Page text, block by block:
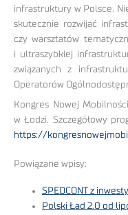
infrastruktury w Polsce.
skutecznie rozwijać
czy warsztatów
i ultraszybkiej
związanych z
Operatorów
Kongres Nowej
w Łodzi. Szczegółowy
https://
Powiązane wpisy:
SPEDCONT z
Polski Ład 2.0 od